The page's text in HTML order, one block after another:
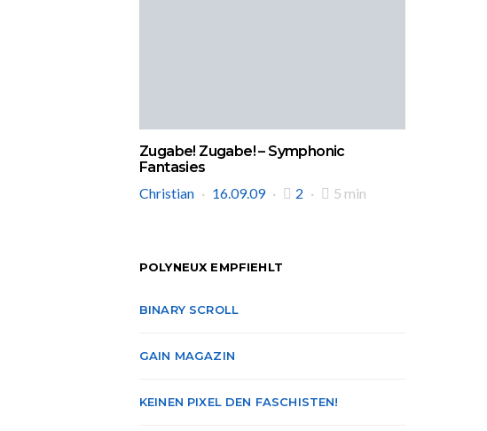
Zugabe! Zugabe! – Symphonic
Fantasies
Christian
16.09.09 2 5 min
POLYNEUX EMPFIEHLT
BINARY SCROLL
GAIN MAGAZIN
KEINEN PIXEL DEN FASCHISTEN!